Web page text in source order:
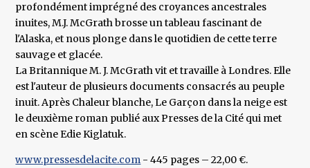
profondément imprégné des croyances ancestrales
inuites, M.J. McGrath brosse un tableau fascinant de
l'Alaska, et nous plonge dans le quotidien de cette terre
sauvage et glacée.
La Britannique M. J. McGrath vit et travaille à Londres. Elle
est l'auteur de plusieurs documents consacrés au peuple
inuit. Après Chaleur blanche, Le Garçon dans la neige est
le deuxième roman publié aux Presses de la Cité qui met
en scène Edie Kiglatuk.
www.pressesdelacite.com - 445 pages – 22,00 €.